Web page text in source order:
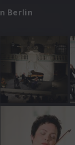
Berlin